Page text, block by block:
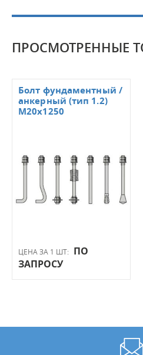
ПРОСМОТРЕННЫЕ
ЦЕНА ЗА 1 ШТ:
ПО
ЗАПРОСУ
Болт фундаментный /
анкерный (тип 1.2)
M20x1250